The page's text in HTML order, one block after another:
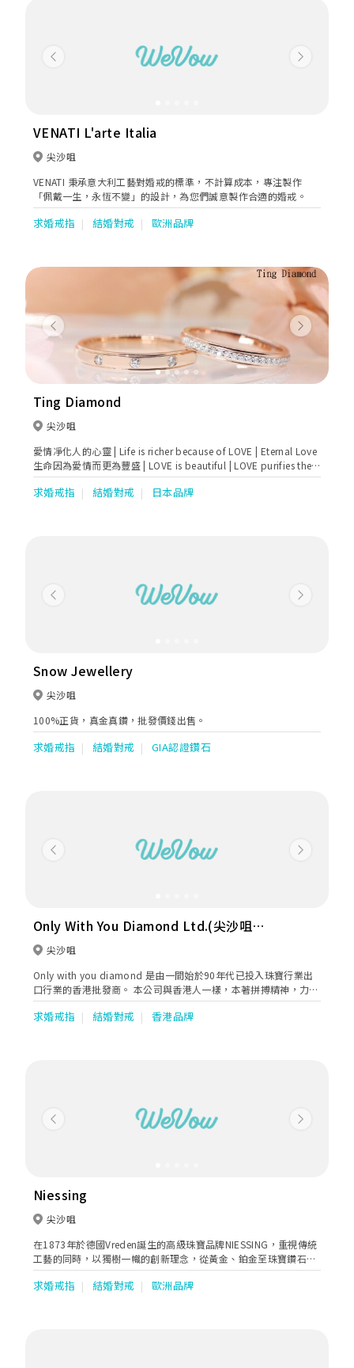
Previous Next
VENATI L'arte Italia
尖沙咀
VENATI 秉承意大利工藝對婚戒的標準，不計算成本，專注製作
「佩戴一生，永恆不變」的設計，為您們誠意製作合適的婚戒。
求婚戒指 結婚對戒 歐洲品牌
Previous Next
Ting Diamond
尖沙咀
愛情凈化人的心靈 | Life is richer because of LOVE | Eternal Love
生命因為愛情而更為豐盛 | LOVE is beautiful | LOVE purifies the
soul
求婚戒指 結婚對戒 日本品牌
Previous Next
Snow Jewellery
尖沙咀
100%正貨，真金真鑽，批發價錢出售。
求婚戒指 結婚對戒 GIA認證鑽石
Previous Next
Only With You Diamond Ltd.(尖沙咀
店）尖沙咀
Only with you diamond 是由一間始於90年代已投入珠寶行業出
口行業的香港批發商。 本公司與香港人一樣，本著拼搏精神，力求
靈活、求變、創新。 經過多次大小經歷，不斷從中學習，挑戰中成
長，由批發到投身零售業務，就如一對新人一樣由人生起跌，相知
求婚戒指 結婚對戒 香港品牌
Previous Next
Niessing
尖沙咀
在1873年於德國Vreden誕生的高級珠寶品牌NIESSING，重視傳統
工藝的同時，以獨樹一幟的創新理念，從黃金、鉑金至珠寶鑽石設
計出多款獨一無二的訂婚戒指及訂製婚戒。
求婚戒指 結婚對戒 歐洲品牌